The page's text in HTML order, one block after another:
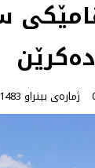
ژمارەی بینراو 1483